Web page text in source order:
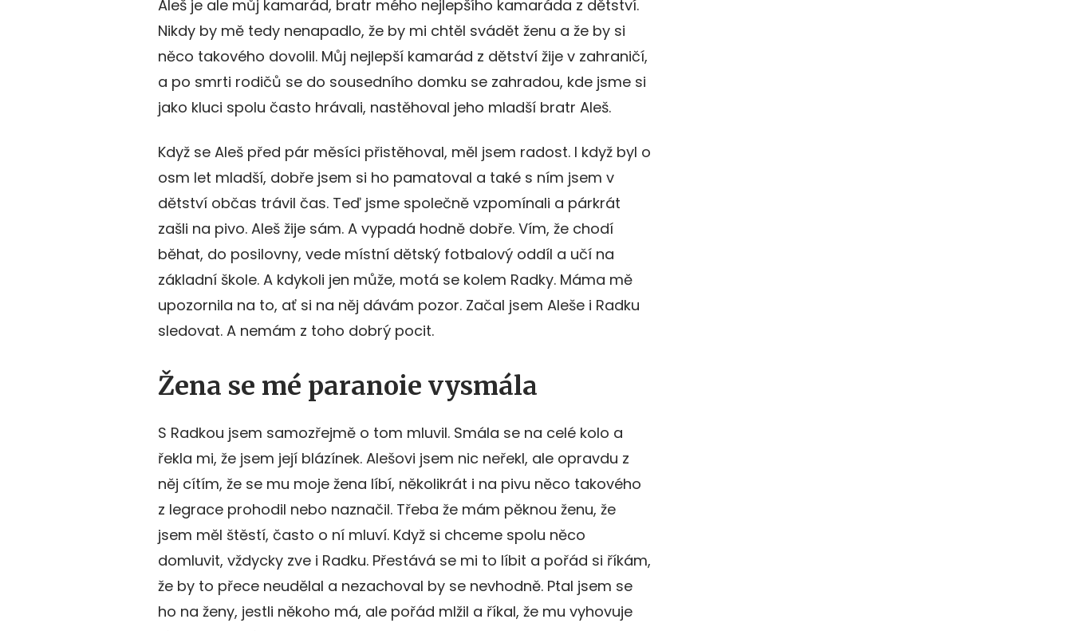
Aleš je ale můj kamarád, bratr mého nejlepšího kamaráda z dětství.
Nikdy by mě tedy nenapadlo, že by mi chtěl svádět ženu a že by si
něco takového dovolil. Můj nejlepší kamarád z dětství žije v zahraničí,
a po smrti rodičů se do sousedního domku se zahradou, kde jsme si
jako kluci spolu často hrávali, nastěhoval jeho mladší bratr Aleš.
Když se Aleš před pár měsíci přistěhoval, měl jsem radost. I když byl o
osm let mladší, dobře jsem si ho pamatoval a také s ním jsem v
dětství občas trávil čas. Teď jsme společně vzpomínali a párkrát
zašli na pivo. Aleš žije sám. A vypadá hodně dobře. Vím, že chodí
běhat, do posilovny, vede místní dětský fotbalový oddíl a učí na
základní škole. A kdykoli jen může, motá se kolem Radky. Máma mě
upozornila na to, ať si na něj dávám pozor. Začal jsem Aleše i Radku
sledovat. A nemám z toho dobrý pocit.
Žena se mé paranoie vysmála
S Radkou jsem samozřejmě o tom mluvil. Smála se na celé kolo a
řekla mi, že jsem její blázínek. Alešovi jsem nic neřekl, ale opravdu z
něj cítím, že se mu moje žena líbí, několikrát i na pivu něco takového
z legrace prohodil nebo naznačil. Třeba že mám pěknou ženu, že
jsem měl štěstí, často o ní mluví. Když si chceme spolu něco
domluvit, vždycky zve i Radku. Přestává se mi to líbit a pořád si říkám,
že by to přece neudělal a nezachoval by se nevhodně. Ptal jsem se
ho na ženy, jestli někoho má, ale pořád mlžil a říkal, že mu vyhovuje